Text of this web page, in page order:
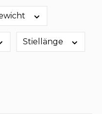
Stiellänge